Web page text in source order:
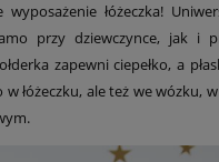
łóżeczka!
przy dziewczynce, jak i
zapewni ciepełko, a
łóżeczku, ale też we wózku,